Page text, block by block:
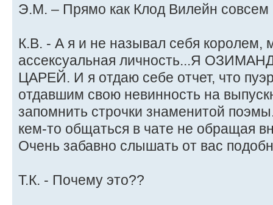
Э.М. – Прямо как Клод Вилейн
К.В. - А я и не называл себя королем,
ассексуальная личность...Я
ЦАРЕЙ. И я отдаю себе отчет, что
отдавшим свою невинность на
запомнить строчки знаменитой
кем-то общаться в чате не обращая
Очень забавно слышать от вас
Т.К. - Почему это??